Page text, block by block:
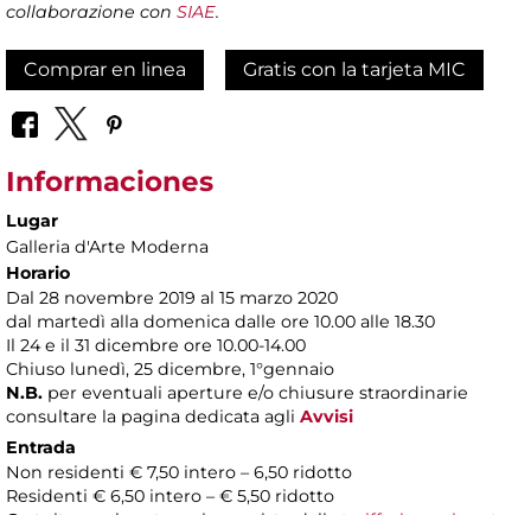
collaborazione con SIAE.
Comprar en linea Gratis con la tarjeta MIC
Informaciones
Lugar
Galleria d'Arte Moderna
Horario
Dal 28 novembre 2019 al 15 marzo 2020
dal martedì alla domenica dalle ore 10.00 alle 18.30
Il 24 e il 31 dicembre ore 10.00-14.00
Chiuso lunedì, 25 dicembre, 1°gennaio
N.B. per eventuali aperture e/o chiusure straordinarie
consultare la pagina dedicata agli Avvisi
Entrada
Non residenti € 7,50 intero – 6,50 ridotto
Residenti € 6,50 intero – € 5,50 ridotto